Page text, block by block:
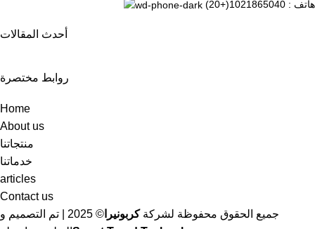
هاتف : 1021865040(+20)
أحدث المقالات
روابط مختصرة
Home
About us
منتجاتنا
خدماتنا
articles
Contact us
جميع الحقوق محفوظة لشركةكربونيرا ©
2025 | تم التصميم و